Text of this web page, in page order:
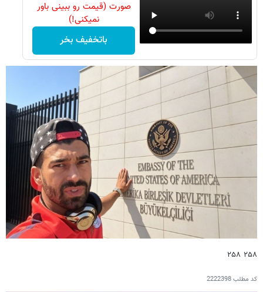
صورت (قیمت رو ببینی باور
نمیکنی!)
باتخفیف بخر
۲۵۸ ۲۵۸
کد مطلب2222398